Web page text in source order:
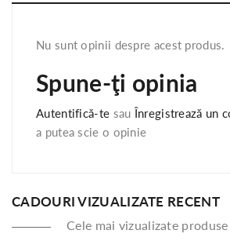
Nu sunt opinii despre acest produs.
Spune-ţi opinia
Autentifică-te sau Înregistrează un
a putea scie o opinie
CADOURI VIZUALIZATE RECENT
Cele mai vizualizate produse